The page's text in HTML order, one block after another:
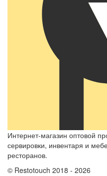
Интернет-магазин оптовой
сервировки, инвентаря и
ресторанов.
© Restotouch 2018 - 2026